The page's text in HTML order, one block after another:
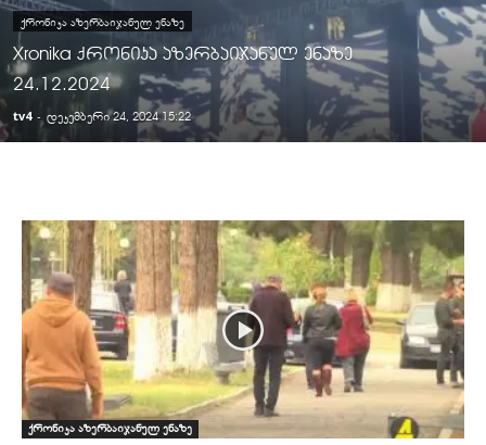
ᲥᲠᲝᲜᲘᲙᲐ ᲐᲖᲔᲠᲑᲐᲘᲯᲐᲜᲣᲚ ᲔᲜᲐᲖᲔ
Xronika ქრონიკა აზერბაიჯანულ ენაზე
24.12.2024
tv4 - დეკემბერი 24, 2024 15:22
ქრონიკა აზერბაიჯანულ ენაზე